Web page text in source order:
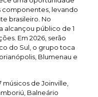
componentes, levando
brasileiro. No
alcançou público de 1
Em 2026, serão
do Sul, o grupo toca
Blumenau e
de Joinville,
Balneário